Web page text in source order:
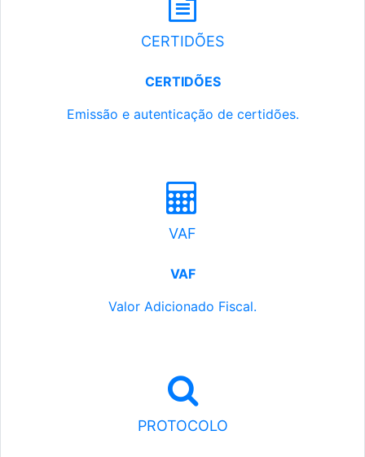
CERTIDÕES
CERTIDÕES
Emissão e autenticação de certidões.
VAF
VAF
Valor Adicionado Fiscal.
PROTOCOLO